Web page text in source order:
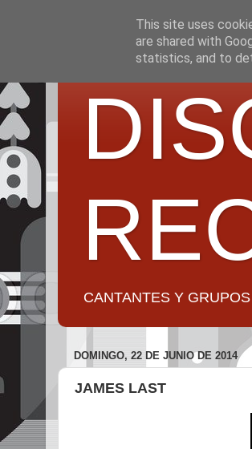
CANTANTES Y
DOMINGO, 22 DE JUNIO DE 2014
JAMES LAST
This site uses
are shared with
statistics, and to